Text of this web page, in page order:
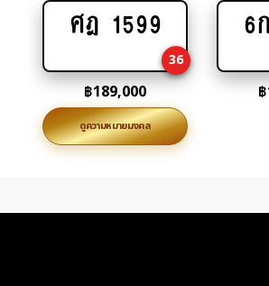
Add
cart
ศฎ 1599
36
฿189,000
ดูความหมายมงคล
6
฿